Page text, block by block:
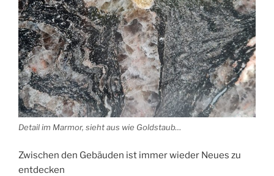
Detail im Marmor, sieht aus wie Goldstaub…
Zwischen den Gebäuden ist immer wieder Neues zu
entdecken